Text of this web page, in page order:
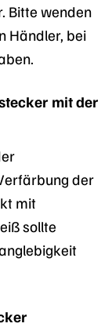
Bitte wenden
Händler, bei
mit der
der
mit
sollte